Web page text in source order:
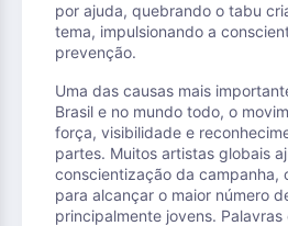
por ajuda, quebrando o tabu
tema, impulsionando a
prevenção.
Uma das causas mais
Brasil e no mundo todo, o
força, visibilidade e
partes. Muitos artistas globais
conscientização da campanha,
para alcançar o maior número
principalmente jovens.